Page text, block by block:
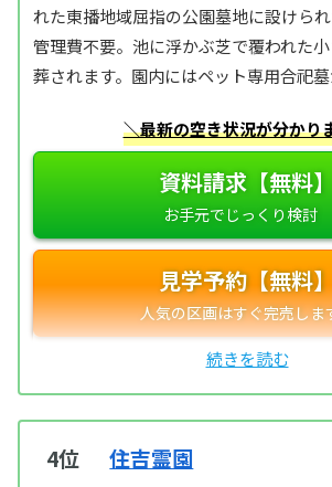
れた東播地域屈指の公園墓地に設けられ
管理費不要。池に浮かぶ芝で覆われた
葬されます。園内にはペット専用合祀墓
＼最新の空き状況が分かり
資料請求【無料】
見学予約【無料】
4位 住吉霊園